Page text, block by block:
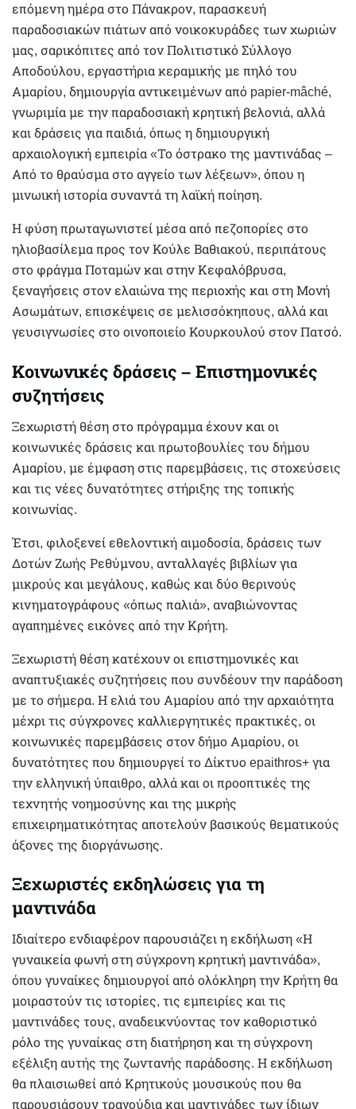
επόμενη ημέρα στο Πάνακρον, παρασκευή
παραδοσιακών πιάτων από νοικοκυράδες των χωριών
μας, σαρικόπιτες από τον Πολιτιστικό Σύλλογο
Αποδούλου, εργαστήρια κεραμικής με πηλό του
Αμαρίου, δημιουργία αντικειμένων από papier-mâché,
γνωριμία με την παραδοσιακή κρητική βελονιά, αλλά
και δράσεις για παιδιά, όπως η δημιουργική
αρχαιολογική εμπειρία «Το όστρακο της μαντινάδας –
Από το θραύσμα στο αγγείο των λέξεων», όπου η
μινωική ιστορία συναντά τη λαϊκή ποίηση.
Η φύση πρωταγωνιστεί μέσα από πεζοπορίες στο
ηλιοβασίλεμα προς τον Κούλε Βαθιακού, περιπάτους
στο φράγμα Ποταμών και στην Κεφαλόβρυσα,
ξεναγήσεις στον ελαιώνα της περιοχής και στη Μονή
Ασωμάτων, επισκέψεις σε μελισσόκηπους, αλλά και
γευσιγνωσίες στο οινοποιείο Κουρκουλού στον Πατσό.
Κοινωνικές δράσεις – Επιστημονικές
συζητήσεις
Ξεχωριστή θέση στο πρόγραμμα έχουν και οι
κοινωνικές δράσεις και πρωτοβουλίες του δήμου
Αμαρίου, με έμφαση στις παρεμβάσεις, τις στοχεύσεις
και τις νέες δυνατότητες στήριξης της τοπικής
κοινωνίας.
Έτσι, φιλοξενεί εθελοντική αιμοδοσία, δράσεις των
Δοτών Ζωής Ρεθύμνου, ανταλλαγές βιβλίων για
μικρούς και μεγάλους, καθώς και δύο θερινούς
κινηματογράφους «όπως παλιά», αναβιώνοντας
αγαπημένες εικόνες από την Κρήτη.
Ξεχωριστή θέση κατέχουν οι επιστημονικές και
αναπτυξιακές συζητήσεις που συνδέουν την παράδοση
με το σήμερα. Η ελιά του Αμαρίου από την αρχαιότητα
μέχρι τις σύγχρονες καλλιεργητικές πρακτικές, οι
κοινωνικές παρεμβάσεις στον δήμο Αμαρίου, οι
δυνατότητες που δημιουργεί το Δίκτυο epaithros+ για
την ελληνική ύπαιθρο, αλλά και οι προοπτικές της
τεχνητής νοημοσύνης και της μικρής
επιχειρηματικότητας αποτελούν βασικούς θεματικούς
άξονες της διοργάνωσης.
Ξεχωριστές εκδηλώσεις για τη
μαντινάδα
Ιδιαίτερο ενδιαφέρον παρουσιάζει η εκδήλωση «Η
γυναικεία φωνή στη σύγχρονη κρητική μαντινάδα»,
όπου γυναίκες δημιουργοί από ολόκληρη την Κρήτη θα
μοιραστούν τις ιστορίες, τις εμπειρίες και τις
μαντινάδες τους, αναδεικνύοντας τον καθοριστικό
ρόλο της γυναίκας στη διατήρηση και τη σύγχρονη
εξέλιξη αυτής της ζωντανής παράδοσης. Η εκδήλωση
θα πλαισιωθεί από Κρητικούς μουσικούς που θα
παρουσιάσουν τραγούδια και μαντινάδες των ίδιων